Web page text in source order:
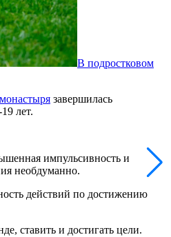
В подростковом
завершилась
лет.
импульсивность и
необдуманно.
действий по достижению
ставить и достигать цели.